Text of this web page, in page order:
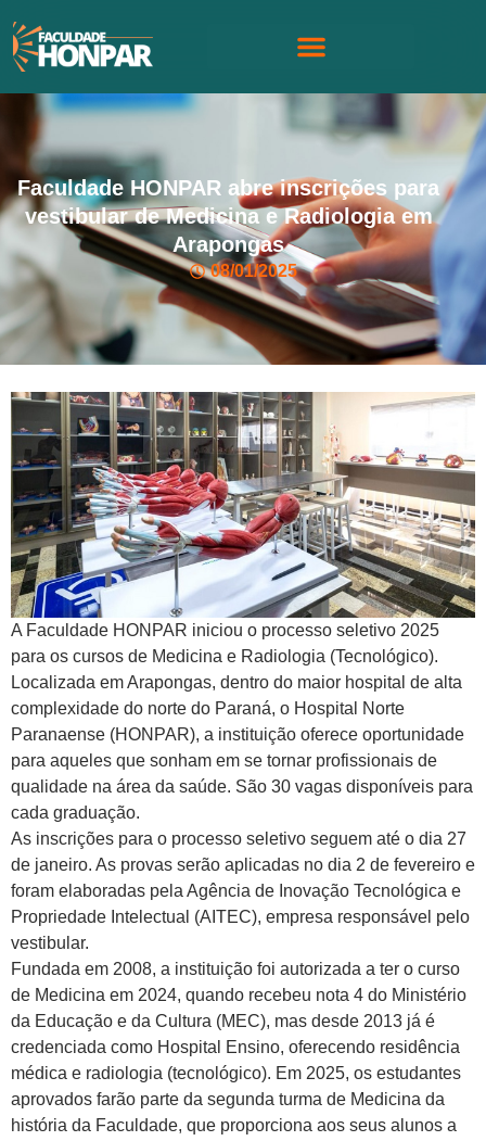
Faculdade HONPAR abre inscrições para
vestibular de Medicina e Radiologia em
Arapongas
08/01/2025
A Faculdade HONPAR iniciou o processo seletivo 2025
para os cursos de Medicina e Radiologia (Tecnológico).
Localizada em Arapongas, dentro do maior hospital de alta
complexidade do norte do Paraná, o Hospital Norte
Paranaense (HONPAR), a instituição oferece oportunidade
para aqueles que sonham em se tornar profissionais de
qualidade na área da saúde. São 30 vagas disponíveis para
cada graduação.
As inscrições para o processo seletivo seguem até o dia 27
de janeiro. As provas serão aplicadas no dia 2 de fevereiro e
foram elaboradas pela Agência de Inovação Tecnológica e
Propriedade Intelectual (AITEC), empresa responsável pelo
vestibular.
Fundada em 2008, a instituição foi autorizada a ter o curso
de Medicina em 2024, quando recebeu nota 4 do Ministério
da Educação e da Cultura (MEC), mas desde 2013 já é
credenciada como Hospital Ensino, oferecendo residência
médica e radiologia (tecnológico). Em 2025, os estudantes
aprovados farão parte da segunda turma de Medicina da
história da Faculdade, que proporciona aos seus alunos a